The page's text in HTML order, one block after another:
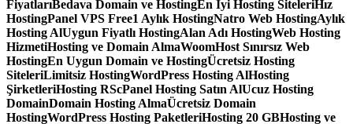
FiyatlarıBedava Domain ve HostingEn İyi Hosting SiteleriHız
HostingPanel VPS Free1 Aylık HostingNatro Web HostingAylık
Hosting AlUygun Fiyatlı HostingAlan Adı HostingWeb Hosting
HizmetiHosting ve Domain AlmaWoomHost Sınırsız Web
HostingEn Uygun Domain ve HostingÜcretsiz Hosting
SiteleriLimitsiz HostingWordPress Hosting AlHosting
ŞirketleriHosting RScPanel Hosting Satın AlUcuz Hosting
DomainDomain Hosting AlmaÜcretsiz Domain
HostingWordPress Hosting PaketleriHosting 20 GBHosting ve